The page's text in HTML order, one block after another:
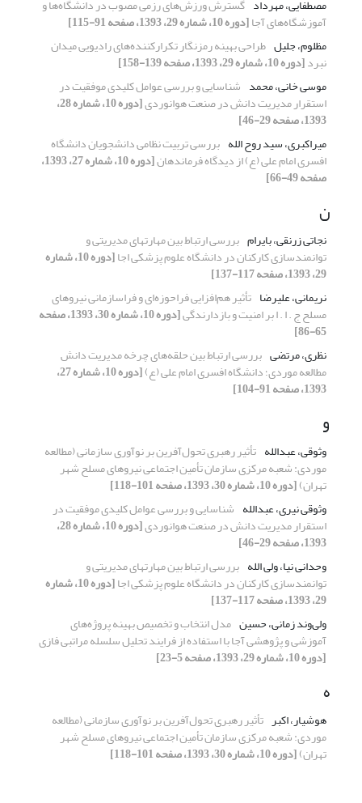
مصطفایی، مهرداد گسترش ورزش‌های رزمی مصوب در دانشگاه‌ها و
آموزشگاه‌های آجا[دوره 10، شماره 29، 1393، صفحه 91-115]
مظلوم، جلیل طراحی بهینه رمزنگار تکرارکننده‌های رادیویی میدان
نبرد[دوره 10، شماره 29، 1393، صفحه 139-158]
موسی خانی، محمد شناسایی و بررسی عوامل کلیدی موفقیت در
استقرار مدیریت دانش در صنعت هوانوردی [دوره 10، شماره 28،
1393، صفحه 29-46]
میراکبری، سید روح الله بررسی تربیت نظامی دانشجویان دانشگاه
افسری امام علی (ع) از دیدگاه فرماندهان [دوره 10، شماره 27، 1393،
صفحه 49-66]
ن
نجاتی زرنقی، بایرام بررسی ارتباط بین مهارتهای مدیریتی و
توانمندسازی کارکنان در دانشگاه علوم پزشکی اجا [دوره 10، شماره
29، 1393، صفحه 117-137]
نریمانی، علیرضا تأثیر هم‌افزایی فراحوزه‌ای و فراسازمانی نیروهای
مسلح ج . ا . ا بر امنیت و بازدارندگی [دوره 10، شماره 30، 1393، صفحه
65-86]
نظری، مرتضی بررسی ارتباط بین حلقه‌های چرخه مدیریت دانش
مطالعه موردی؛ دانشگاه افسری امام علی (ع) [دوره 10، شماره 27،
1393، صفحه 91-104]
و
وثوقی، عبدالله تأثیر رهبری تحول‌آفرین بر نوآوری سازمانی (مطالعه
موردی: شعبه مرکزی سازمان تأمین اجتماعی نیروهای مسلح شهر
تهران)[دوره 10، شماره 30، 1393، صفحه 101-118]
وثوقی نیری، عبدالله شناسایی و بررسی عوامل کلیدی موفقیت در
استقرار مدیریت دانش در صنعت هوانوردی [دوره 10، شماره 28،
1393، صفحه 29-46]
وحدانی نیا، ولی الله بررسی ارتباط بین مهارتهای مدیریتی و
توانمندسازی کارکنان در دانشگاه علوم پزشکی اجا [دوره 10، شماره
29، 1393، صفحه 117-137]
ولی‌وند زمانی، حسین مدل انتخاب و تخصیص بهینه پروژه‌های
آموزشی و پژوهشی آجا با استفاده از فرایند تحلیل سلسله مراتبی فازی
[دوره 10، شماره 29، 1393، صفحه 5-23]
ه
هوشیار، اکبر تأثیر رهبری تحول‌آفرین بر نوآوری سازمانی (مطالعه
موردی: شعبه مرکزی سازمان تأمین اجتماعی نیروهای مسلح شهر
تهران)[دوره 10، شماره 30، 1393، صفحه 101-118]